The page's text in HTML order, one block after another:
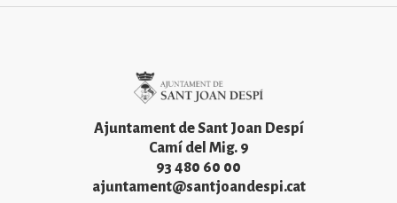
Ajuntament de Sant Joan Despí
Camí del Mig. 9
93 480 60 00
ajuntament@santjoandespi.cat